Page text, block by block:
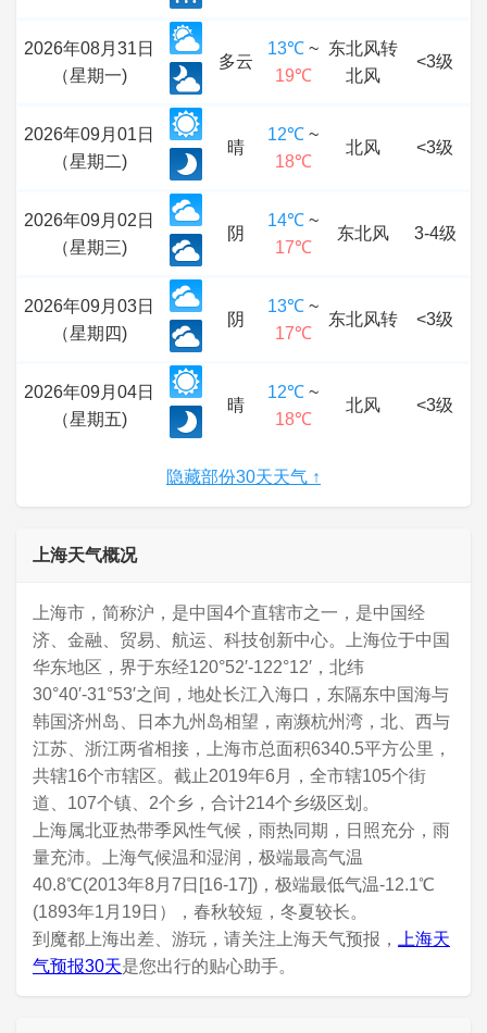
2026年08月31日
（星期一)
多云
13℃ ~
19℃
东北风转
北风
<3级
2026年09月01日
（星期二)
晴
12℃ ~
18℃
北风 <3级
2026年09月02日
（星期三)
阴
14℃ ~
17℃
东北风 3-4级
2026年09月03日
（星期四)
阴
13℃ ~
17℃
东北风转 <3级
2026年09月04日
（星期五)
晴
12℃ ~
18℃
北风 <3级
隐藏部份30天天气 ↑
上海天气概况
上海市，简称沪，是中国4个直辖市之一，是中国经
济、金融、贸易、航运、科技创新中心。上海位于中国
华东地区，界于东经120°52′-122°12′，北纬
30°40′-31°53′之间，地处长江入海口，东隔东中国海与
韩国济州岛、日本九州岛相望，南濒杭州湾，北、西与
江苏、浙江两省相接，上海市总面积6340.5平方公里，
共辖16个市辖区。截止2019年6月，全市辖105个街
道、107个镇、2个乡，合计214个乡级区划。
上海属北亚热带季风性气候，雨热同期，日照充分，雨
量充沛。上海气候温和湿润，极端最高气温
40.8℃(2013年8月7日[16-17])，极端最低气温-12.1℃
(1893年1月19日），春秋较短，冬夏较长。
到魔都上海出差、游玩，请关注上海天气预报，
上海天
气预报30天是您出行的贴心助手。